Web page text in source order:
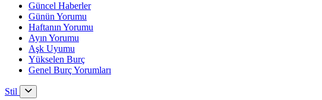
Güncel Haberler
Günün Yorumu
Haftanın Yorumu
Ayın Yorumu
Aşk Uyumu
Yükselen Burç
Genel Burç Yorumları
Stil